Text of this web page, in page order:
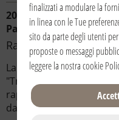
20/12/2008 | 19:00 |
Paolo
Rappresentazione
La comunità di CL di
"Trabalhadores Sem
rappresentazione
da una persona del
finalizzati a modulare la
in linea con le Tue
sito da parte degli utenti
proposte o messaggi
leggere la nostracookie